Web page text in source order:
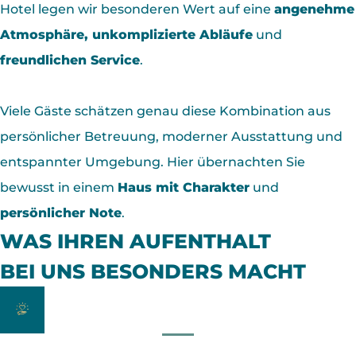
Hotel legen wir besonderen Wert auf eine angenehme
Atmosphäre, unkomplizierte Abläufe und
freundlichen Service.
Viele Gäste schätzen genau diese Kombination aus
persönlicher Betreuung, moderner Ausstattung und
entspannter Umgebung. Hier übernachten Sie
bewusst in einem Haus mit Charakter und
persönlicher Note.
WAS IHREN AUFENTHALT
BEI UNS BESONDERS MACHT